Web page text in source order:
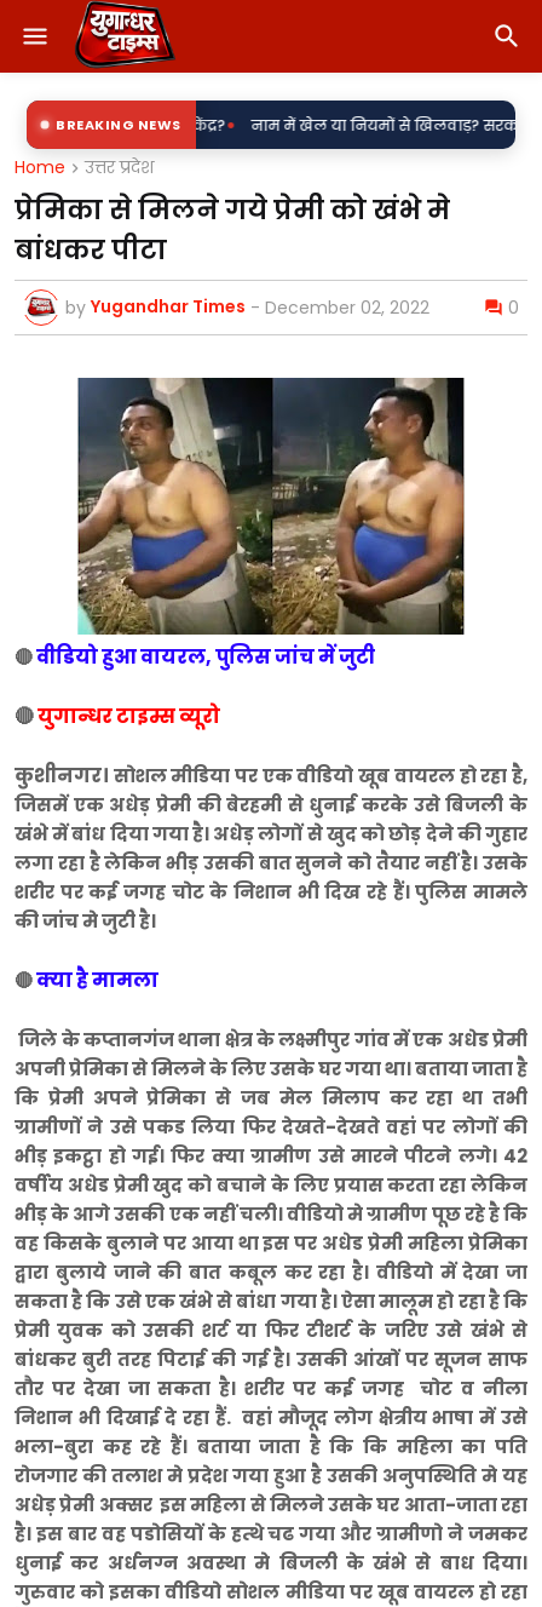
BREAKING NEWS
बिजली उपकेंद्र? • नाम में खेल या नियमों से खिलवाड़? सरकारी शिलापट्टों
Home उत्तर प्रदेश
प्रेमिका से मिलने गये प्रेमी को खंभे मे
बांधकर पीटा
by Yugandhar Times - December 02, 2022 0
🔴वीडियो हुआ वायरल, पुलिस जांच में जुटी
🔴युगान्धर टाइम्स व्यूरो
कुशीनगर। सोशल मीडिया पर एक वीडियो खूब वायरल हो रहा है,
जिसमें एक अधेड़ प्रेमी की बेरहमी से धुनाई करके उसे बिजली के
खंभे में बांध दिया गया है। अधेड़ लोगों से खुद को छोड़ देने की गुहार
लगा रहा है लेकिन भीड़ उसकी बात सुनने को तैयार नहीं है। उसके
शरीर पर कई जगह चोट के निशान भी दिख रहे हैं। पुलिस मामले
की जांच मे जुटी है।
🔴क्या है मामला
जिले के कप्तानगंज थाना क्षेत्र के लक्ष्मीपुर गांव में एक अधेड प्रेमी
अपनी प्रेमिका से मिलने के लिए उसके घर गया था। बताया जाता है
कि प्रेमी अपने प्रेमिका से जब मेल मिलाप कर रहा था तभी
ग्रामीणोंने उसे पकड लिया फिर देखते-देखते वहां पर लोगों की
भीड़ इकट्ठा हो गई। फिर क्या ग्रामीण उसे मारने पीटने लगे। 42
वर्षीय अधेड प्रेमी खुद को बचाने के लिए प्रयास करता रहा लेकिन
भीड़ के आगे उसकी एक नहीं चली। वीडियो मे ग्रामीण पूछ रहे है कि
वह किसके बुलाने पर आया था इस पर अधेड प्रेमी महिला प्रेमिका
द्वारा बुलाये जाने की बात कबूल कर रहा है। वीडियो में देखा जा
सकता है कि उसे एक खंभे से बांधा गया है। ऐसा मालूम हो रहा है कि
प्रेमी युवक को उसकी शर्ट या फिर टीशर्ट के जरिए उसे खंभे से
बांधकर बुरी तरह पिटाई की गई है। उसकी आंखों पर सूजन साफ
तौर पर देखा जा सकता है। शरीर पर कई जगह चोट व नीला
निशान भी दिखाई दे रहा हैं. वहां मौजूद लोग क्षेत्रीय भाषा में उसे
भला-बुरा कह रहे हैं। बताया जाता है कि कि महिला का पति
रोजगार की तलाश मे प्रदेश गया हुआ है उसकी अनुपस्थिति मे यह
अधेड़ प्रेमी अक्सर इस महिला से मिलने उसके घर आता-जाता रहा
है। इस बार वह पडोसियों के हत्थे चढ गया और ग्रामीणो ने जमकर
धुनाई कर अर्धनग्न अवस्था मे बिजली के खंभे से बाध दिया।
गुरुवार को इसका वीडियो सोशल मीडिया पर खूब वायरल हो रहा